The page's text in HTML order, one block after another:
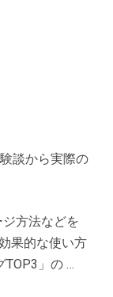
談から実際の
方法などを
果的な使い方
TOP3」の …